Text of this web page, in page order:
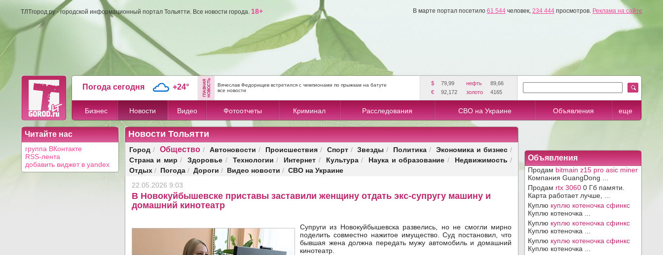
ТЛТгород.ру - городской информационный портал Тольятти. Все новости города. 18+ В марте портал посетило 61 544 человек, 234 444 просмотров. Реклама на сайте
Погода сегодня +24°
Вячеслав Федорищев встретился с чемпионами по прыжкам на батуте
все новости
$ 79,99 нефть
89,66
€
92,172 золото 4165
Бизнес Новости Видео Фотоотчеты Криминал Расследования СВО на Украине Объявления еще
Читайте нас
группа ВКонтакте
RSS-лента
добавить виджет в yandex
Новости Тольятти
Город / Общество/ Автоновости / Происшествия/ Спорт/ Звезды / Политика / Экономика и бизнес /
Страна и мир / Здоровье / Технологии / Интернет / Культура/ Наука и образование / Недвижимость /
Отдых / Погода / Дороги / Видео новости / СВО на Украине
22.05.2026 9:03
В Новокуйбышевске приставы заставили женщину отдать экс-супругу машину и
домашний кинотеатр
Супруги из Новокуйбышевска развелись, но не смогли мирно
поделить совместно нажитое имущество. Суд постановил, что
бывшая жена должна передать мужу автомобиль и домашний
кинотеатр.
Объявления
Продам bitmain z15 pro asic miner
Компания GuangDong ...
Продам rtx 3060 0 Гб памяти.
Карта работает лучше, ...
Куплю куплю котеночка сфинкс
Куплю котеночка ...
Куплю куплю котеночка сфинкс
Куплю котеночка ...
Куплю куплю котеночка сфинкс
Куплю котеночка ...